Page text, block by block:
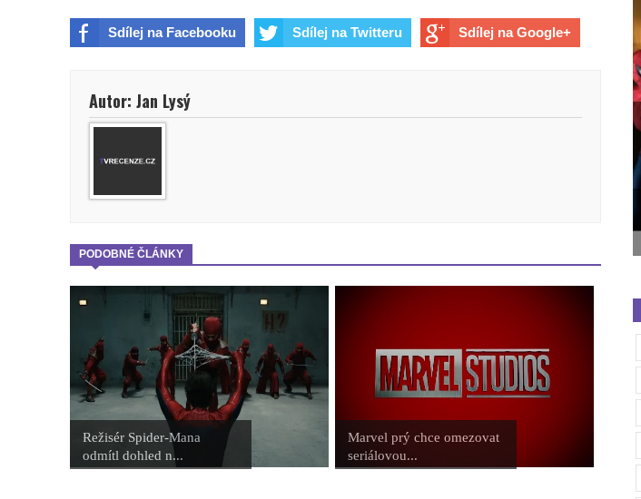
Sdílej na Facebooku Sdílej na Twitteru Sdílej na Google+
Autor: Jan Lysý
PODOBNÉ ČLÁNKY
Režisér Spider-Mana
odmítl dohled n...
Marvel prý chce omezovat
seriálovou...